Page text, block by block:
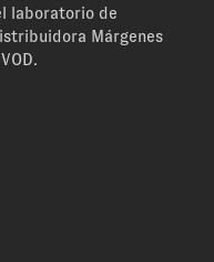
laboratorio de
Márgenes